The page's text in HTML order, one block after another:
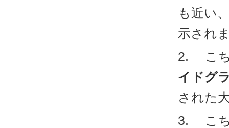
も近い
示され
こ
イドグ
された
こ